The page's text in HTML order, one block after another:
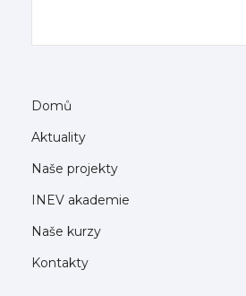
Domů
Aktuality
Naše projekty
INEV akademie
Naše kurzy
Kontakty